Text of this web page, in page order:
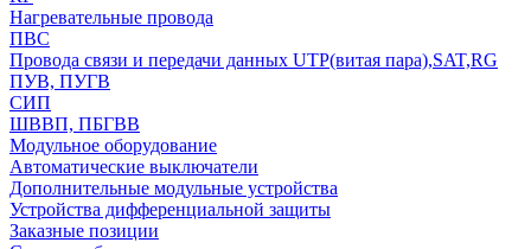
Нагревательные провода
ПВС
Провода связи и передачи данных UTP(витая пара),SAT,RG
ПУВ, ПУГВ
СИП
ШВВП, ПБГВВ
Модульное оборудование
Автоматические выключатели
Дополнительные модульные устройства
Устройства дифференциальной защиты
Заказные позиции